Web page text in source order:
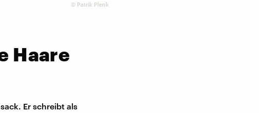
© Patrik Plenk
Haare
Er schreibt als